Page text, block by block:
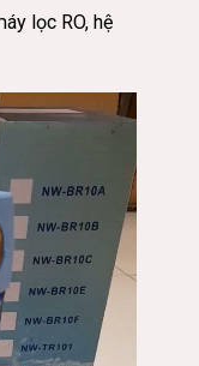
lọc RO, hệ